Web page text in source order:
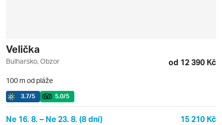
Velička
Bulharsko, Obzor od 12 390 Kč
100 m od pláže
3.7/5 5.0/5
Ne 16. 8. – Ne 23. 8. (8 dní) 15 210 Kč